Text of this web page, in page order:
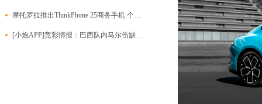
摩托罗拉推出ThinkPhone 25商务手机 个人也可以买到
[小炮APP]竞彩情报：巴西队内马尔伤缺无缘比赛